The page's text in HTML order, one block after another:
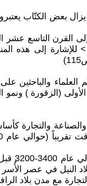
يزال بعض الكتّاب
القرن التاسع عشر
إلى هذه
والباحثين على
الأولى (الزقورة )
في الزراعة والصناعة
وخلال الحقبة
مع مدن بلاد